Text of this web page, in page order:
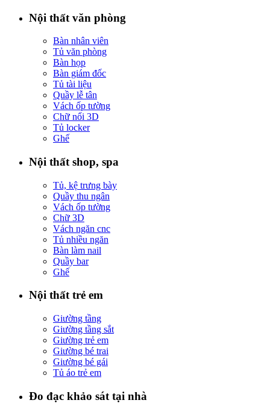
Nội thất văn phòng
Bàn nhân viên
Tủ văn phòng
Bàn họp
Bàn giám đốc
Tủ tài liệu
Quầy lễ tân
Vách ốp tường
Chữ nổi 3D
Tủ locker
Ghế
Nội thất shop, spa
Tủ, kệ trưng bày
Quầy thu ngân
Vách ốp tường
Chữ 3D
Vách ngăn cnc
Tủ nhiều ngăn
Bàn làm nail
Quầy bar
Ghế
Nội thất trẻ em
Giường tầng
Giường tầng sắt
Giường trẻ em
Giường bé trai
Giường bé gái
Tủ áo trẻ em
Đo đạc khảo sát tại nhà